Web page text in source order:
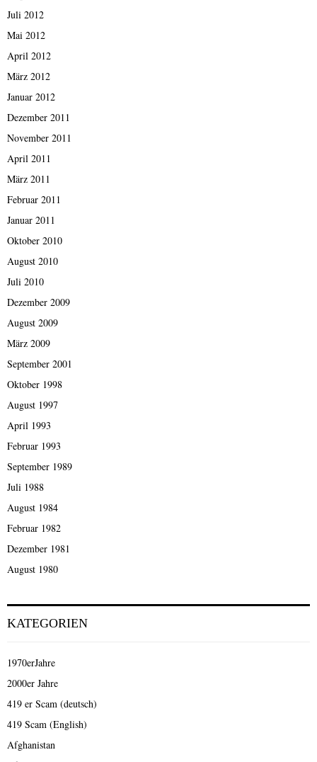
Juli 2012
Mai 2012
April 2012
März 2012
Januar 2012
Dezember 2011
November 2011
April 2011
März 2011
Februar 2011
Januar 2011
Oktober 2010
August 2010
Juli 2010
Dezember 2009
August 2009
März 2009
September 2001
Oktober 1998
August 1997
April 1993
Februar 1993
September 1989
Juli 1988
August 1984
Februar 1982
Dezember 1981
August 1980
KATEGORIEN
1970erJahre
2000er Jahre
419 er Scam (deutsch)
419 Scam (English)
Afghanistan